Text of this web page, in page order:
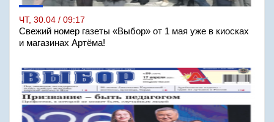
ЧТ, 30.04 / 09:17
Свежий номер газеты «Выбор» от 1 мая уже в киосках
и магазинах Артёма!